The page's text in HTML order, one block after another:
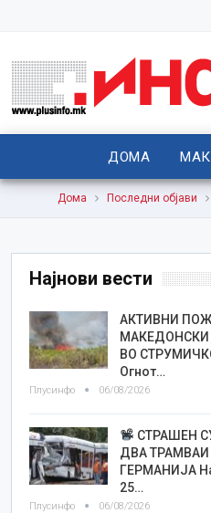
ДОМА
Дома Последни објави
Најнови вести
АКТИВНИ
МАКЕДОНСКИ
ВО
Огнот…
Плусинфо 06/08/2026
СТРАШЕН
ДВА ТРАМВАИ
ГЕРМАНИЈА
25…
Плусинфо 06/08/2026